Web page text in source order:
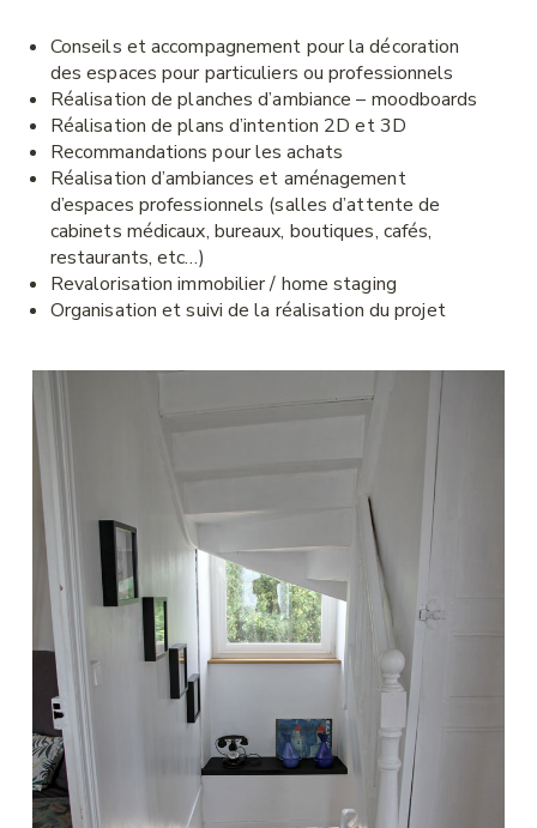
Conseils et accompagnement pour la décoration
des espaces pour particuliers ou professionnels
Réalisation de planches d’ambiance – moodboards
Réalisation de plans d’intention 2D et 3D
Recommandations pour les achats
Réalisation d’ambiances et aménagement
d’espaces professionnels (salles d’attente de
cabinets médicaux, bureaux, boutiques, cafés,
restaurants, etc…)
Revalorisation immobilier / home staging
Organisation et suivi de la réalisation du projet